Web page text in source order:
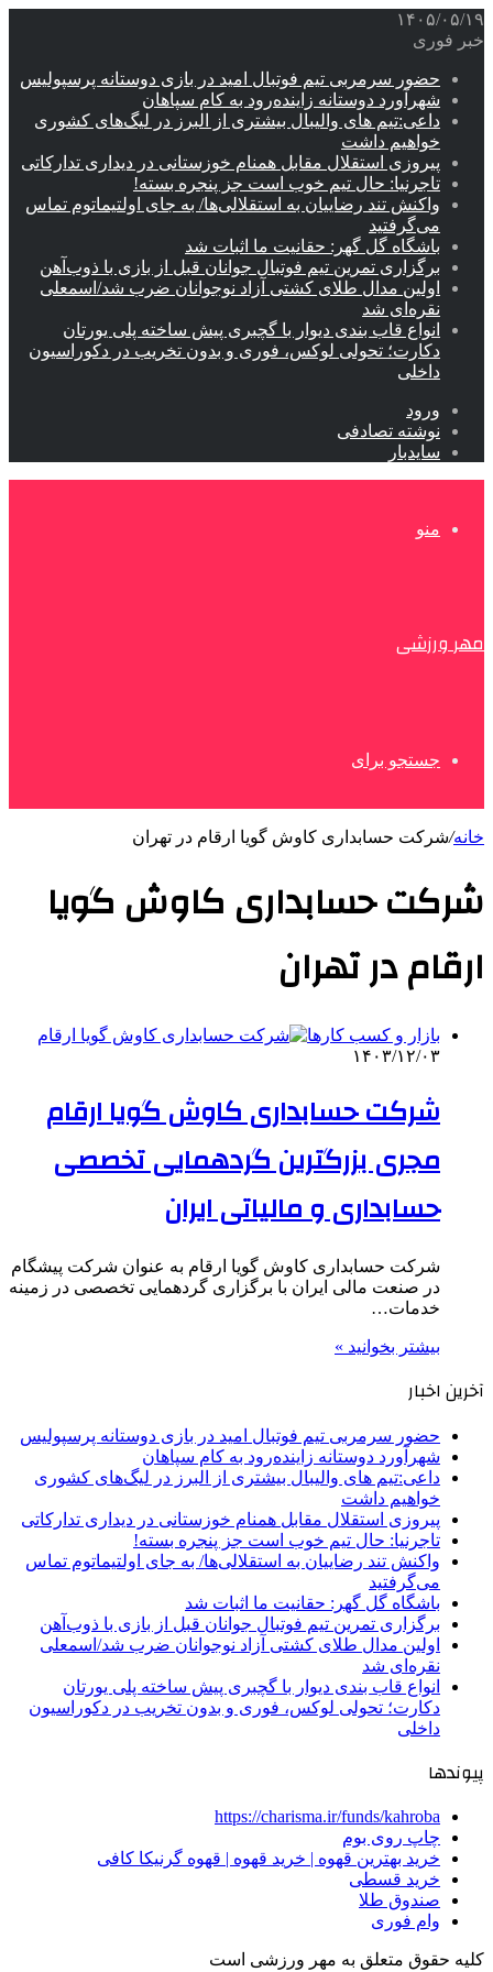
۱۴۰۵/۰۵/۱۹
خبر فوری
حضور سرمربی تیم فوتبال امید در بازی دوستانه پرسپولیس
شهرآورد دوستانه زاینده‌رود به کام سپاهان
داعی:تیم های والیبال بیشتری از البرز در لیگ‌های کشوری
خواهیم داشت
پیروزی استقلال مقابل همنام خوزستانی در دیداری تدارکاتی
تاجرنیا: حال تیم خوب است جز پنجره بسته!
واکنش تند رضاییان به استقلالی‌ها/ به جای اولتیماتوم تماس
می‌گرفتید
باشگاه گل گهر: حقانیت ما اثبات شد
برگزاری تمرین تیم فوتبال جوانان قبل از بازی با ذوب‌آهن
اولین مدال طلای کشتی آزاد نوجوانان ضرب شد/اسمعلی
نقره‌ای شد
انواع قاب بندی دیوار با گچبری پیش ساخته پلی یورتان
دکارت؛ تحولی لوکس، فوری و بدون تخریب در دکوراسیون
داخلی
ورود
نوشته تصادفی
سایدبار
منو
مهر ورزشی
جستجو برای
خانه/شرکت حسابداری کاوش گویا ارقام در تهران
شرکت حسابداری کاوش گویا
ارقام در تهران
بازار و کسب کارها
۱۴۰۳/۱۲/۰۳
شرکت حسابداری کاوش گویا ارقام
مجری بزرگترین گردهمایی تخصصی
حسابداری و مالیاتی ایران
شرکت حسابداری کاوش گویا ارقام به عنوان شرکت پیشگام
در صنعت مالی ایران با برگزاری گردهمایی تخصصی در زمینه
خدمات…
بیشتر بخوانید »
آخرین اخبار
حضور سرمربی تیم فوتبال امید در بازی دوستانه پرسپولیس
شهرآورد دوستانه زاینده‌رود به کام سپاهان
داعی:تیم های والیبال بیشتری از البرز در لیگ‌های کشوری
خواهیم داشت
پیروزی استقلال مقابل همنام خوزستانی در دیداری تدارکاتی
تاجرنیا: حال تیم خوب است جز پنجره بسته!
واکنش تند رضاییان به استقلالی‌ها/ به جای اولتیماتوم تماس
می‌گرفتید
باشگاه گل گهر: حقانیت ما اثبات شد
برگزاری تمرین تیم فوتبال جوانان قبل از بازی با ذوب‌آهن
اولین مدال طلای کشتی آزاد نوجوانان ضرب شد/اسمعلی
نقره‌ای شد
انواع قاب بندی دیوار با گچبری پیش ساخته پلی یورتان
دکارت؛ تحولی لوکس، فوری و بدون تخریب در دکوراسیون
داخلی
پیوندها
https://charisma.ir/funds/kahroba
چاپ روی بوم
خرید بهترین قهوه | خرید قهوه | قهوه گرنیکا کافی
خرید قسطی
صندوق طلا
وام فوری
کلیه حقوق متعلق به مهر ورزشی است